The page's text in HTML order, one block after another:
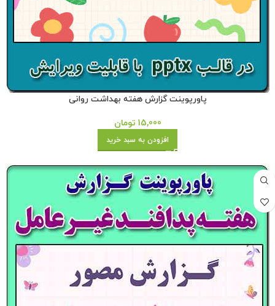
پاورپوینت گزارش هفته بهداشت روانی
15,000 تومان
افزودن به سبد خرید